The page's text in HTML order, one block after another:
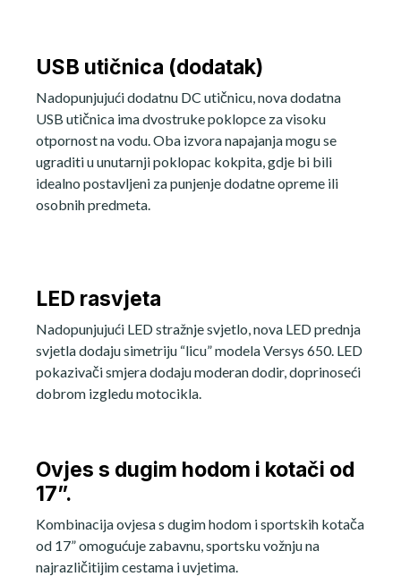
USB utičnica (dodatak)
Nadopunjujući dodatnu DC utičnicu, nova dodatna
USB utičnica ima dvostruke poklopce za visoku
otpornost na vodu. Oba izvora napajanja mogu se
ugraditi u unutarnji poklopac kokpita, gdje bi bili
idealno postavljeni za punjenje dodatne opreme ili
osobnih predmeta.
LED rasvjeta
Nadopunjujući LED stražnje svjetlo, nova LED prednja
svjetla dodaju simetriju “licu” modela Versys 650. LED
pokazivači smjera dodaju moderan dodir, doprinoseći
dobrom izgledu motocikla.
Ovjes s dugim hodom i kotači od
17”.
Kombinacija ovjesa s dugim hodom i sportskih kotača
od 17” omogućuje zabavnu, sportsku vožnju na
najrazličitijim cestama i uvjetima.